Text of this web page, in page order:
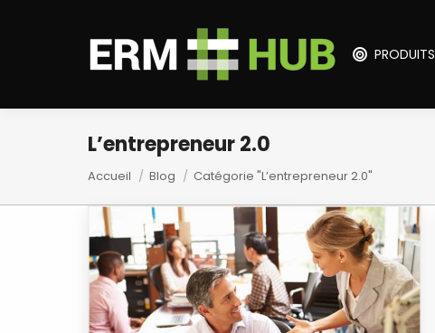
PRODUITS
L’entrepreneur 2.0
Vous êtes ici :
Accueil Blog Catégorie "L’entrepreneur 2.0"